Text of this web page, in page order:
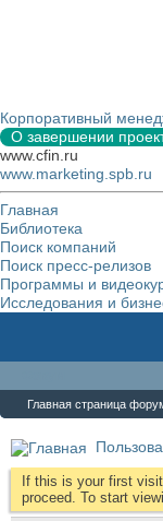
Корпоративный
О завершении
www.cfin.ru
www.marketing.spb.ru
Главная
Библиотека
Поиск компаний
Поиск пресс-релизов
Программы и
Исследования и
Главная страница
If this is your first
proceed. To start